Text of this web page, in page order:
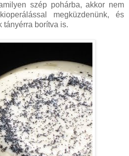
szép pohárba, akkor nem
megküzdenünk, és
tányérra borítva is.